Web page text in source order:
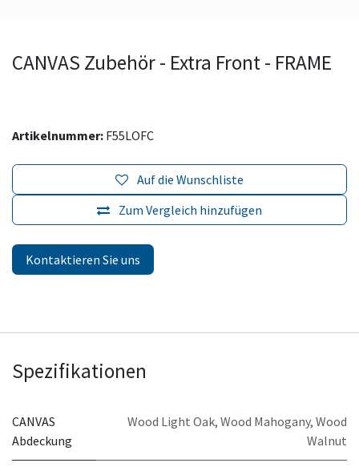
CANVAS Zubehör - Extra Front - FRAME
Artikelnummer: F55LOFC
Zum Vergleich hinzufügen
Auf die Wunschliste
Kontaktieren Sie uns
Spezifikationen
CANVAS
Abdeckung
Wood Light Oak, Wood Mahogany, Wood
Walnut